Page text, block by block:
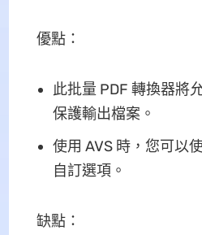
優點：
此批量 PDF 轉換器將
保護輸出檔案。
使用 AVS 時，您可以
自訂選項。
缺點：